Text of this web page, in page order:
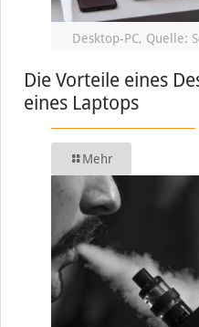
Desktop-PC, Quelle:
Die Vorteile eines
eines Laptops
Mehr